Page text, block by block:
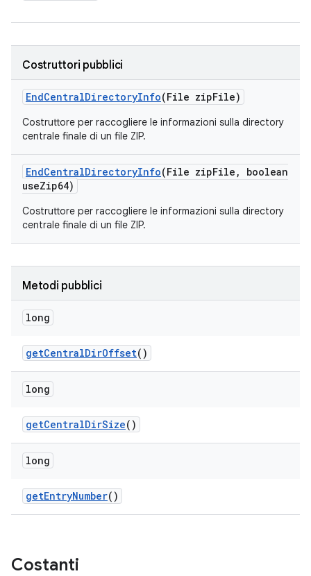
Costruttori pubblici
EndCentralDirectoryInfo(File zipFile)
Costruttore per raccogliere le informazioni sulla directory
centrale finale di un file ZIP.
EndCentralDirectoryInfo(File zipFile ,
boolean
useZip64)
Costruttore per raccogliere le informazioni sulla directory
centrale finale di un file ZIP.
Metodi pubblici
long
getCentralDirOffset()
long
getCentralDirSize()
long
getEntryNumber()
Costanti